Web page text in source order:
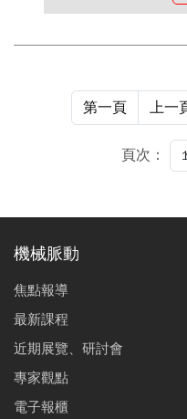
第一頁 上一
頁次：
機械脈動
焦點報導
最新課程
近期展覽、研討會
專家觀點
電子報櫃